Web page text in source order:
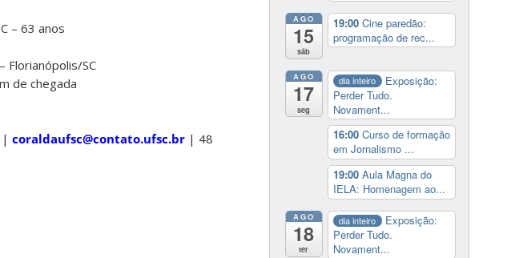
– 63 anos
Florianópolis/SC
de chegada
| coraldaufsc@contato.ufsc.br | 48
AGO
15
sáb
19:00 Cine paredão:
programação de rec...
AGO
17
seg
dia inteiro
Exposição:
Perder Tudo.
Novament...
16:00 Curso de formação
em Jornalismo ...
19:00 Aula Magna do
IELA: Homenagem ao...
AGO
18
ter
dia inteiro
Exposição:
Perder Tudo.
Novament...